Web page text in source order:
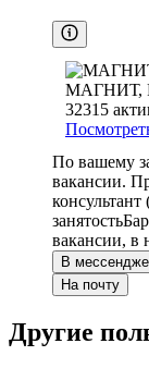
МАГНИТ,
32315
По вашему
вакансии.
занятость
вакансии, в
В
На почту
Другие